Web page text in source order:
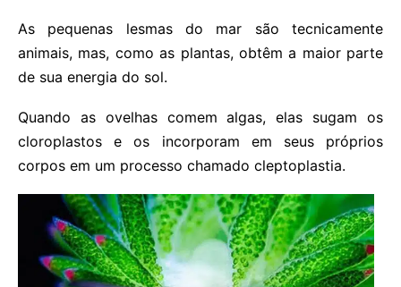
As pequenas lesmas do mar são tecnicamente
animais, mas, como as plantas, obtêm a maior parte
de sua energia do sol.
Quando as ovelhas comem algas, elas sugam os
cloroplastos e os incorporam em seus próprios
corpos em um processo chamado cleptoplastia.